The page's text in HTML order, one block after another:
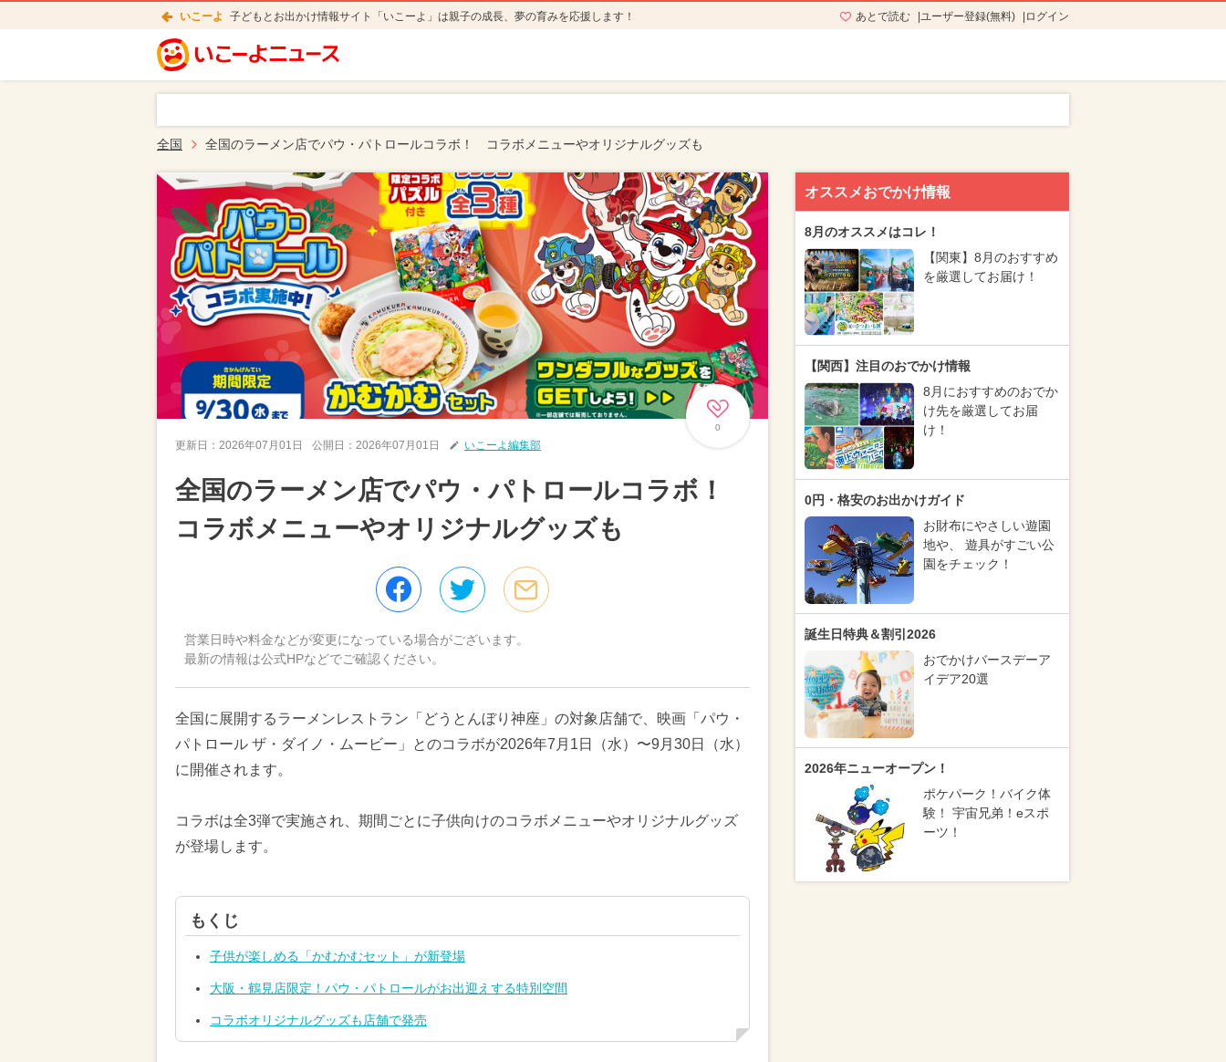
いこーよ 子どもとお出かけ情報サイト「いこーよ」は親子の成長、夢の育みを応援します！ あとで読む ユーザー登録(無料) ログイン
全国 全国のラーメン店でパウ・パトロールコラボ！ コラボメニューやオリジナルグッズも
0
更新日： 2026年07月01日 公開日： 2026年07月01日 いこーよ編集部
全国のラーメン店でパウ・パトロールコラボ！
コラボメニューやオリジナルグッズも
営業日時や料金などが変更になっている場合がございます。
最新の情報は公式HPなどでご確認ください。
全国に展開するラーメンレストラン「どうとんぼり神座」の対象店舗で、映画「パウ・
パトロール ザ・ダイノ・ムービー」とのコラボが2026年7月1日（水）〜9月30日（水）
に開催されます。
コラボは全3弾で実施され、期間ごとに子供向けのコラボメニューやオリジナルグッズ
が登場します。
もくじ
子供が楽しめる「かむかむセット」が新登場
大阪・鶴見店限定！パウ・パトロールがお出迎えする特別空間
コラボオリジナルグッズも店舗で発売
オススメおでかけ情報
8月のオススメはコレ！
【関東】8月のおすすめ
を厳選してお届け！
【関西】注目のおでかけ情報
8月におすすめのおでか
け先を厳選してお届
け！
0円・格安のお出かけガイド
お財布にやさしい遊園
地や、 遊具がすごい公
園をチェック！
誕生日特典＆割引2026
おでかけバースデーア
イデア20選
2026年ニューオープン！
ポケパーク！バイク体
験！ 宇宙兄弟！eスポ
ーツ！